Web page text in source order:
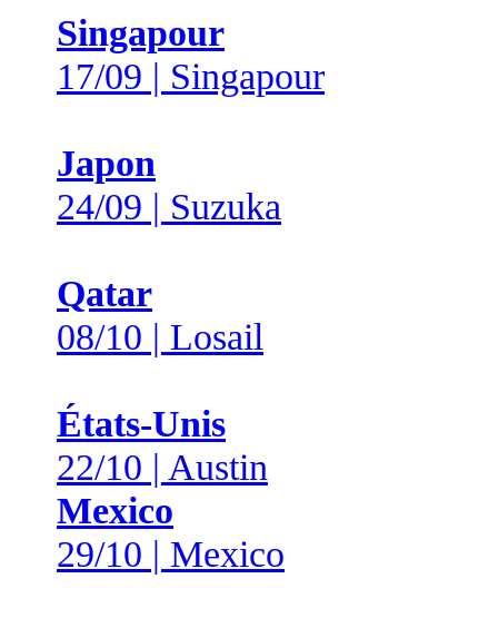
Singapour
17/09 | Singapour
Japon
24/09 | Suzuka
Qatar
08/10 | Losail
États-Unis
22/10 | Austin
Mexico
29/10 | Mexico